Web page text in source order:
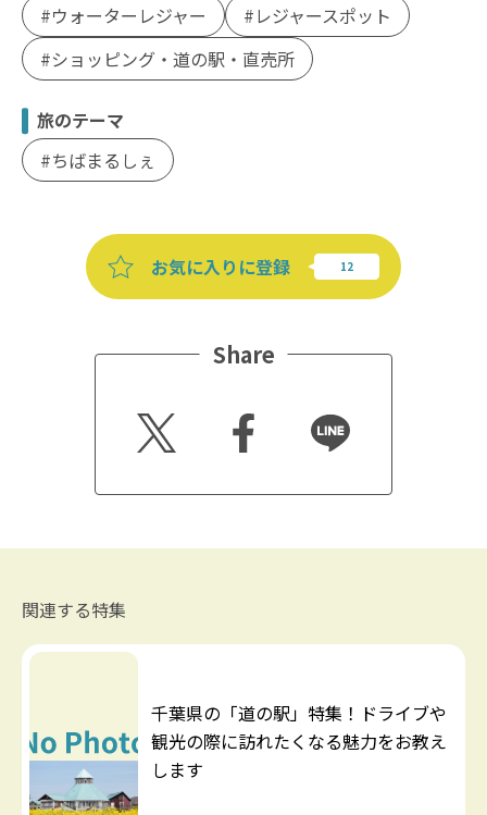
ウォーターレジャー
レジャースポット
ショッピング・道の駅・直売所
旅のテーマ
ちばまるしぇ
お気に入りに登録
Share
Twitt
er
Faceb
ook
Line
関連する特集
千葉県の「道の駅」特集！ドライブや
観光の際に訪れたくなる魅力をお教え
します